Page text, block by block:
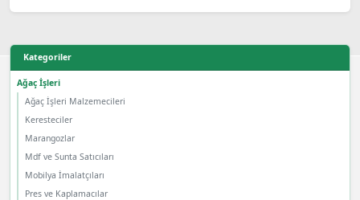
Kategoriler
Ağaç İşleri
Ağaç İşleri Malzemecileri
Keresteciler
Marangozlar
Mdf ve Sunta Satıcıları
Mobilya İmalatçıları
Pres ve Kaplamacılar